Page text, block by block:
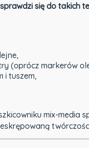
się do takich
(oprócz markerów
i tuszem,
mix-media